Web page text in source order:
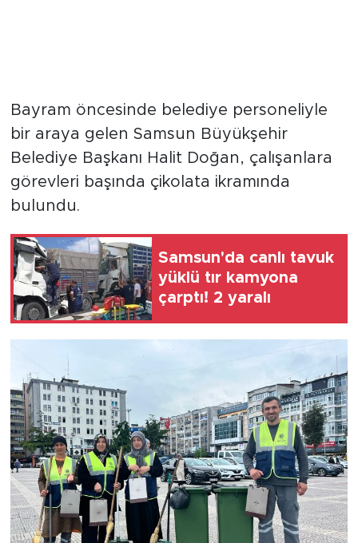
Bayram öncesinde belediye personeliyle
bir araya gelen Samsun Büyükşehir
Belediye Başkanı Halit Doğan, çalışanlara
görevleri başında çikolata ikramında
bulundu.
Samsun'da canlı tavuk
yüklü tır kamyona
çarptı! 2 yaralı